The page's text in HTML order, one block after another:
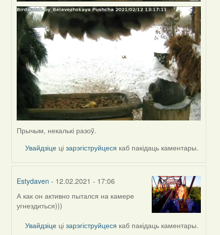
Прычым, некалькі разоў.
Увайдзіце цізарэгіструйцеся каб пакідаць каментары.
Estydaven - 12.02.2021 - 17:06
In
reply
А как он активно пытался на камере
угнездиться)))
Увайдзіце цізарэгіструйцеся каб пакідаць каментары.